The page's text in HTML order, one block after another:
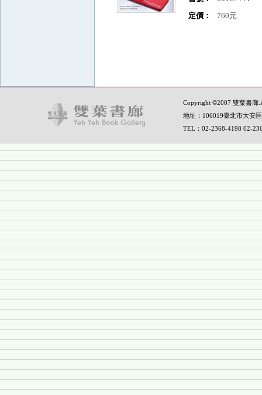
定價：
760元
Copyright ©2007 雙葉書廊
地址：106019臺北市大安
TEL：02-2368-4198 02-